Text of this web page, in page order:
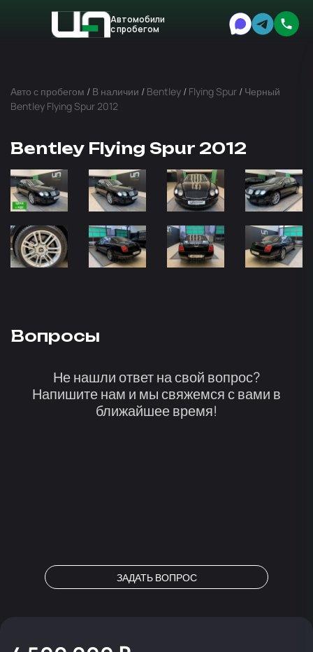
Автомобили
с пробегом
Авто с пробегом / В наличии / Bentley / Flying Spur / Черный
Bentley Flying Spur 2012
Bentley Flying Spur 2012
Вопросы
Не нашли ответ на свой вопрос?
Напишите нам и мы свяжемся с вами в
ближайшее время!
ЗАДАТЬ ВОПРОС